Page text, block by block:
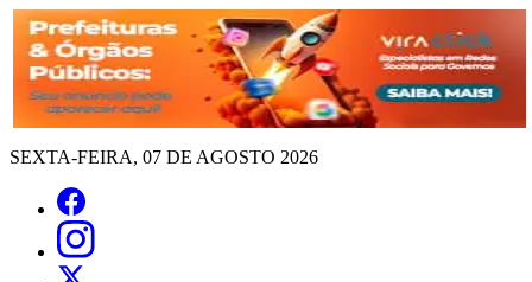
SEXTA-FEIRA, 07 DE AGOSTO 2026